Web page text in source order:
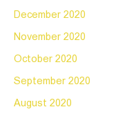
December 2020
November 2020
October 2020
September 2020
August 2020